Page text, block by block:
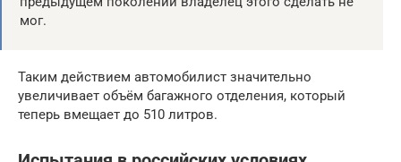
мог.
Таким действием автомобилист значительно
увеличивает объём багажного отделения, который
теперь вмещает до 510 литров.